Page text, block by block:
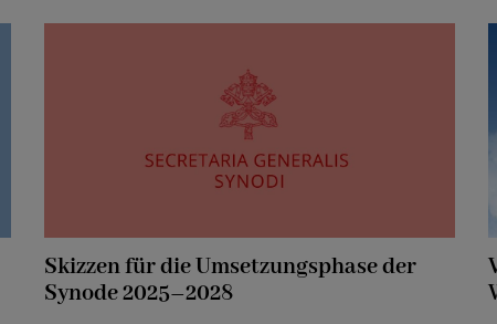
Skizzen für die Umsetzungsphase der
Synode 2025–2028